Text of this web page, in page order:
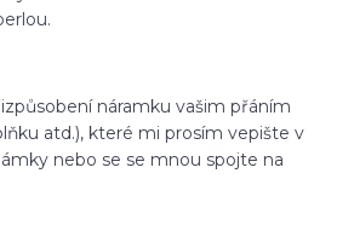
náramku vašim přáním
atd.), které mi prosím vepište v
nebo se se mnou spojte na